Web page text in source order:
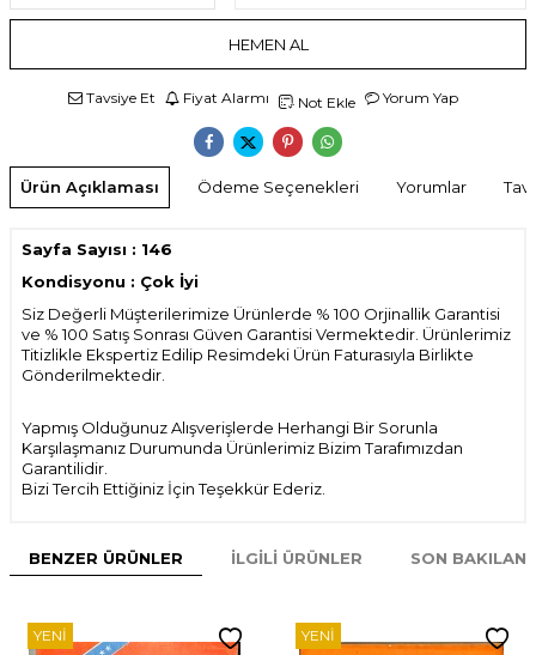
HEMEN AL
Tavsiye Et Fiyat Alarmı Not Ekle Yorum Yap
Ürün Açıklaması Ödeme Seçenekleri Yorumlar
Sayfa Sayısı : 146
Kondisyonu : Çok İyi
Siz Değerli Müşterilerimize Ürünlerde % 100 Orjinallik Garantisi
ve % 100 Satış Sonrası Güven Garantisi Vermektedir. Ürünlerimiz
Titizlikle Ekspertiz Edilip Resimdeki Ürün Faturasıyla Birlikte
Gönderilmektedir.
Yapmış Olduğunuz Alışverişlerde Herhangi Bir Sorunla
Karşılaşmanız Durumunda Ürünlerimiz Bizim Tarafımızdan
Garantilidir.
Bizi Tercih Ettiğiniz İçin Teşekkür Ederiz.
BENZER ÜRÜNLER İLGILI ÜRÜNLER SON
YENI YENI